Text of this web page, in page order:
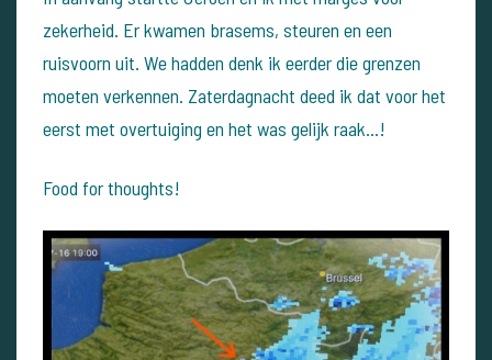
zekerheid. Er kwamen brasems, steuren en een
ruisvoorn uit. We hadden denk ik eerder die grenzen
moeten verkennen. Zaterdagnacht deed ik dat voor het
eerst met overtuiging en het was gelijk raak…!
Food for thoughts!